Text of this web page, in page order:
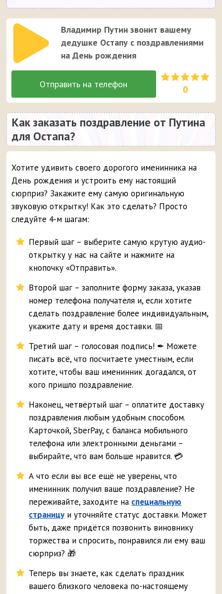
Владимир Путин звонит вашему
дедушке Остапу с поздравлениями
на День рождения
0
Как заказать поздравление от Путина
для Остапа?
Хотите удивить своего дорогого именинника на
День рождения и устроить ему настоящий
сюрприз? Закажите ему самую оригинальную
звуковую открытку! Как это сделать? Просто
следуйте 4-м шагам:
Первый шаг – выберите самую крутую аудио-
открытку у нас на сайте и нажмите на
кнопочку «Отправить».
Второй шаг – заполните форму заказа, указав
номер телефона получателя и, если хотите
сделать поздравление более индивидуальным,
укажите дату и время доставки. 📅
Третий шаг – голосовая подпись! ✒ Можете
писать всё, что посчитаете уместным, если
хотите, чтобы ваш именинник догадался, от
кого пришло поздравление.
Наконец, четвёртый шаг – оплатите доставку
поздравления любым удобным способом.
Карточкой, SberPay, с баланса мобильного
телефона или электронными деньгами –
выбирайте, что вам больше нравится. 💳
А что если вы все ещё не уверены, что
именинник получил ваше поздравление? Не
переживайте, заходите на специальную
страницуи уточняйте статус доставки. Может
быть, даже придётся позвонить виновнику
торжества и спросить, понравился ли ему ваш
сюрприз? 🎁
Теперь вы знаете, как сделать праздник
вашего близкого человека по-настоящему